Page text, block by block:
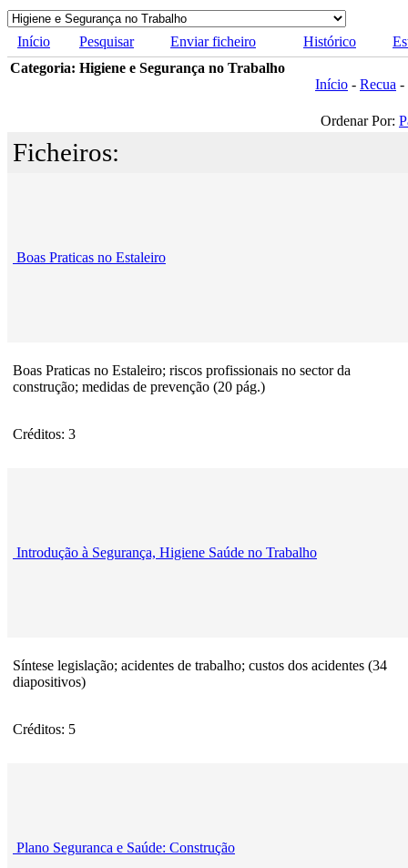
Início Pesquisar Enviar ficheiro Histórico
Categoria: Higiene e Segurança no Trabalho
Início - Recua -
Ordenar Por:
Ficheiros:
Boas Praticas no Estaleiro
Boas Praticas no Estaleiro; riscos profissionais no sector da
construção; medidas de prevenção (20 pág.)
Créditos: 3
Introdução à Segurança, Higiene Saúde no Trabalho
Síntese legislação; acidentes de trabalho; custos dos acidentes (34
diapositivos)
Créditos: 5
Plano Seguranca e Saúde: Construção